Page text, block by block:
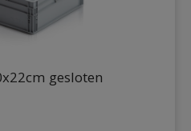
gesloten